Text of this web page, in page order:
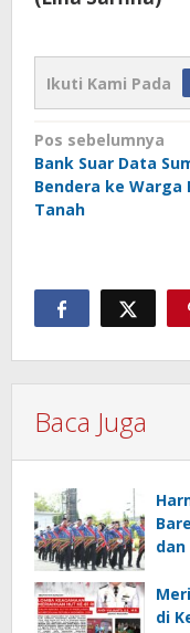
Ikuti Kami Pada
Navigasi
pos
Pos sebelumnya
Bank Suar Data
Bendera ke Warga
Tanah
Baca Juga
dan
di